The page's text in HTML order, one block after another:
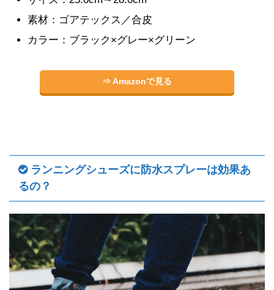
素材：ゴアテックス／合皮
カラー：ブラック×グレー×グリーン
⇒ Amazonで見る
ランニングシューズに防水スプレーは効果あ
るの？